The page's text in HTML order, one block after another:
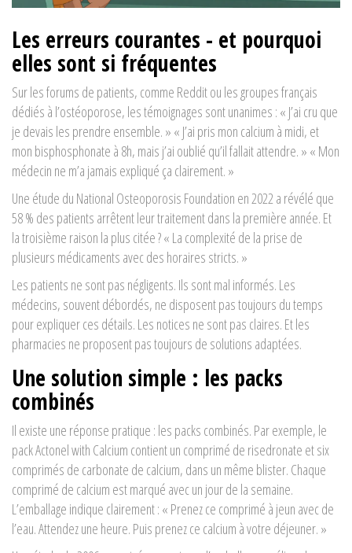
Les erreurs courantes - et pourquoi
elles sont si fréquentes
Sur les forums de patients, comme Reddit ou les groupes français
dédiés à l’ostéoporose, les témoignages sont unanimes : « J’ai cru que
je devais les prendre ensemble. » « J’ai pris mon calcium à midi, et
mon bisphosphonate à 8h, mais j’ai oublié qu’il fallait attendre. » « Mon
médecin ne m’a jamais expliqué ça clairement. »
Une étude du National Osteoporosis Foundation en 2022 a révélé que
58 % des patients arrêtent leur traitement dans la première année. Et
la troisième raison la plus citée ? « La complexité de la prise de
plusieurs médicaments avec des horaires stricts. »
Les patients ne sont pas négligents. Ils sont mal informés. Les
médecins, souvent débordés, ne disposent pas toujours du temps
pour expliquer ces détails. Les notices ne sont pas claires. Et les
pharmacies ne proposent pas toujours de solutions adaptées.
Une solution simple : les packs
combinés
Il existe une réponse pratique : les packs combinés. Par exemple, le
pack Actonel with Calcium contient un comprimé de risedronate et six
comprimés de carbonate de calcium, dans un même blister. Chaque
comprimé de calcium est marqué avec un jour de la semaine.
L’emballage indique clairement : « Prenez ce comprimé à jeun avec de
l’eau. Attendez une heure. Puis prenez ce calcium à votre déjeuner. »